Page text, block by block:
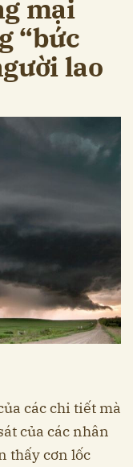
mại
“bức
lao
các chi tiết mà
của các nhân
thấy cơn lốc